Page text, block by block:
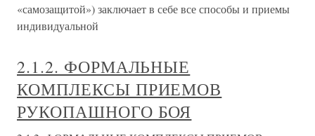
«самозащитой») заключает в себе все способы и приемы
индивидуальной
2.1.2. ФОРМАЛЬНЫЕ
КОМПЛЕКСЫ ПРИЕМОВ
РУКОПАШНОГО БОЯ